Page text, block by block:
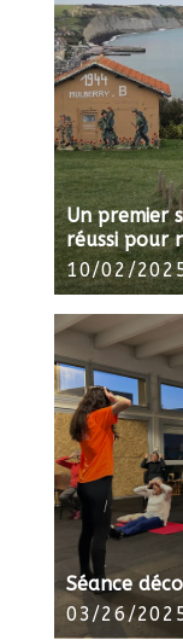
Un premier
réussi pour
10/02/
Séance
03/26/